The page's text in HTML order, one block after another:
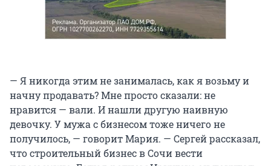
— Я никогда этим не занималась, как я возьму и
начну продавать? Мне просто сказали: не
нравится — вали. И нашли другую наивную
девочку. У мужа с бизнесом тоже ничего не
получилось, — говорит Мария. — Сергей рассказал,
что строительный бизнес в Сочи вести